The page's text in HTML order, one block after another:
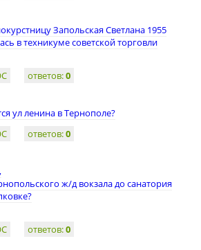
Запольская Светлана 1955
в техникуме советской торговли
ответов:0
ул ленина в Тернополе?
ответов:0
ж/д вокзала до санатория
ответов:0